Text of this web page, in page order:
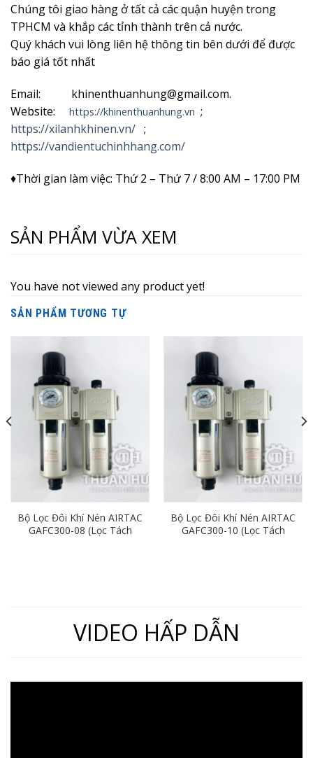
Chúng tôi giao hàng ở tất cả các quận huyện trong
TPHCM và khắp các tỉnh thành trên cả nước.
Quý khách vui lòng liên hệ thông tin bên dưới để được
báo giá tốt nhất
Email: khinenthuanhung@gmail.com.
Website: https://khinenthuanhung.vn ;
https://xilanhkhinen.vn/ ;
https://vandientuchinhhang.com/
♦Thời gian làm việc: Thứ 2 – Thứ 7 / 8:00 AM – 17:00 PM
SẢN PHẨM VỪA XEM
You have not viewed any product yet!
SẢN PHẨM TƯƠNG TỰ
Bộ Lọc Đôi Khí Nén AIRTAC
GAFC300-08 (Lọc Tách
Bộ Lọc Đôi Khí Nén AIRTAC
GAFC300-10 (Lọc Tách
VIDEO HẤP DẪN